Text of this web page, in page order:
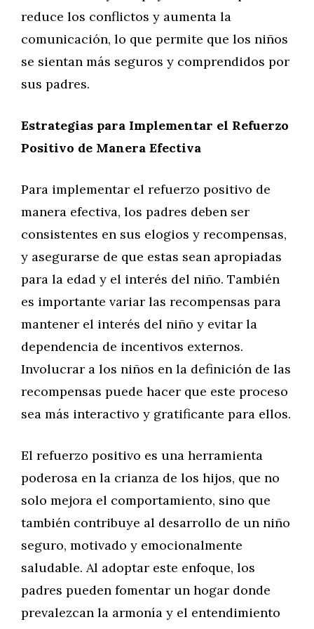
reduce los conflictos y aumenta la
comunicación, lo que permite que los niños
se sientan más seguros y comprendidos por
sus padres.
Estrategias para Implementar el Refuerzo
Positivo de Manera Efectiva
Para implementar el refuerzo positivo de
manera efectiva, los padres deben ser
consistentes en sus elogios y recompensas,
y asegurarse de que estas sean apropiadas
para la edad y el interés del niño. También
es importante variar las recompensas para
mantener el interés del niño y evitar la
dependencia de incentivos externos.
Involucrar a los niños en la definición de las
recompensas puede hacer que este proceso
sea más interactivo y gratificante para ellos.
El refuerzo positivo es una herramienta
poderosa en la crianza de los hijos, que no
solo mejora el comportamiento, sino que
también contribuye al desarrollo de un niño
seguro, motivado y emocionalmente
saludable. Al adoptar este enfoque, los
padres pueden fomentar un hogar donde
prevalezcan la armonía y el entendimiento